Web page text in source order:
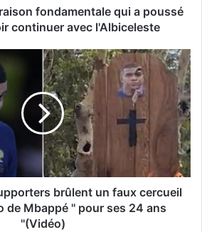
fondamentale qui a poussé
continuer avec l'Albiceleste
brûlent un faux cercueil
de Mbappé '' pour ses 24 ans
''(Vidéo)